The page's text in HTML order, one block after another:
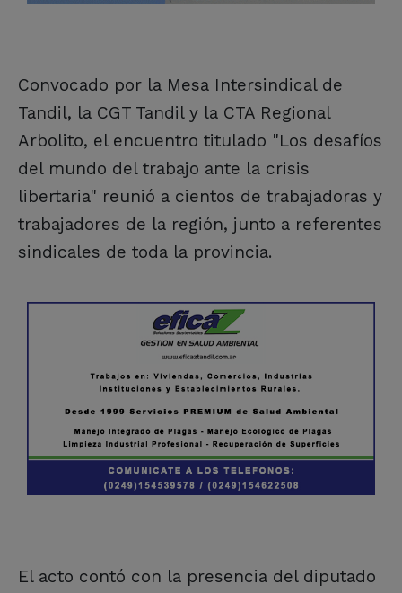
Convocado por la Mesa Intersindical de
Tandil, la CGT Tandil y la CTA Regional
Arbolito, el encuentro titulado "Los desafíos
del mundo del trabajo ante la crisis
libertaria" reunió a cientos de trabajadoras y
trabajadores de la región, junto a referentes
sindicales de toda la provincia.
El acto contó con la presencia del diputado